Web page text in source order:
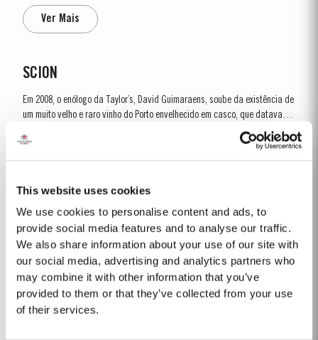
This website uses cookies
We use cookies to personalise content and ads, to
provide social media features and to analyse our traffic.
We also share information about your use of our site with
our social media, advertising and analytics partners who
may combine it with other information that you’ve
provided to them or that they’ve collected from your use
of their services.
vindima começou a 29 de setembro e o tempo, em geral, manteve-se seco.
As condições permaneceram excelentes durante toda a vindima. As...
Ver Mais
SCION
Em 2008, o enólogo da Taylor’s, David Guimaraens, soube da existência de
um muito velho e raro vinho do Porto envelhecido em casco, que datava do
período anterior à chegada da filoxera ao Douro, praga que destruiu a
maior parte das vinhas da região. O vinho, com mais de 150 anos de
idade,...
1988
A colheita de 1988 foi precedida por um inverno seco e por uma primavera
invulgarmente húmida. As fortes precipitações afetaram a formação dos
bagos em muitas áreas do Douro, provocando rendimentos relativamente
limitados. No entanto, os meses de julho e agosto, críticos para a...